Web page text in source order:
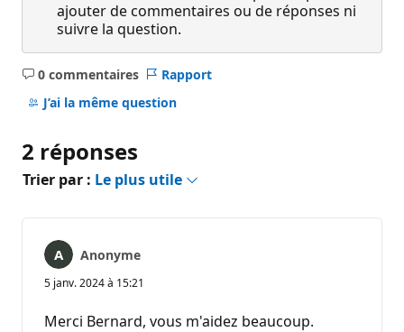
ajouter de commentaires ou de réponses ni
suivre la question.
0 commentaires
Aucun
commentaire
Rapport
J’ai la même question
2 réponses
Trier par : Le plus utile
Anonyme
5 janv. 2024 à 15:21
Merci Bernard, vous m'aidez beaucoup.